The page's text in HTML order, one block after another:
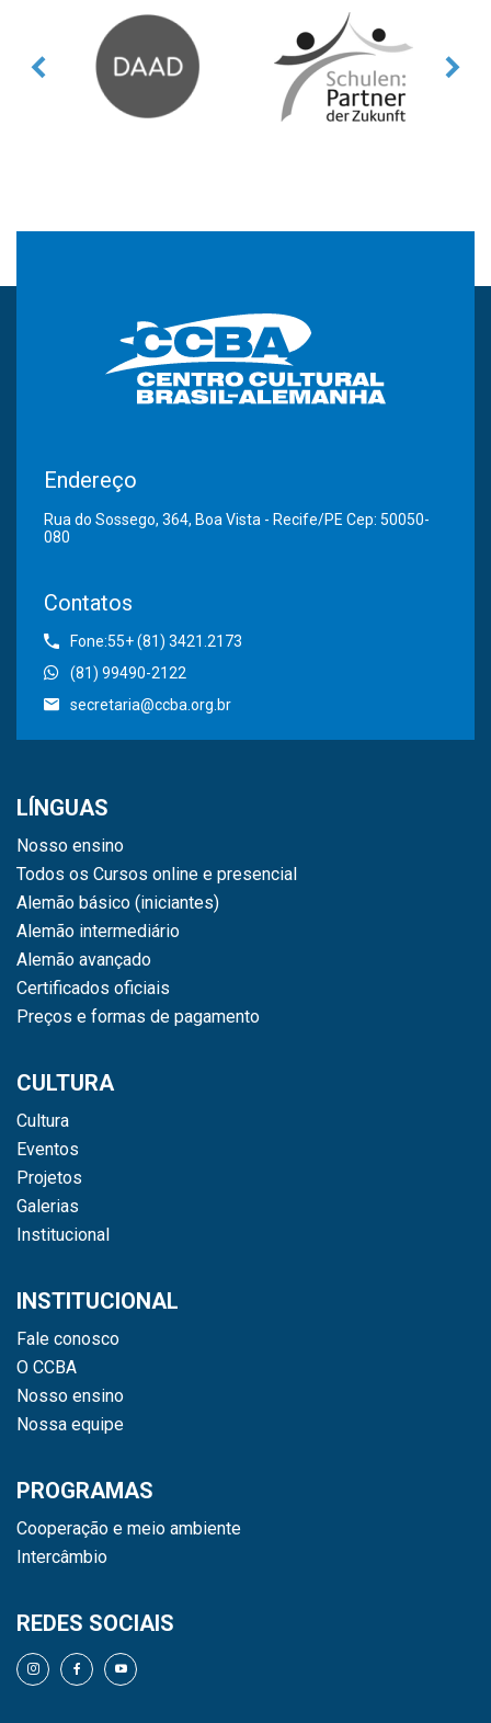
Endereço
Rua do Sossego, 364, Boa Vista - Recife/PE Cep: 50050-
080
Contatos
Fone:55+ (81) 3421.2173
(81) 99490-2122
secretaria@ccba.org.br
LÍNGUAS
Nosso ensino
Todos os Cursos online e presencial
Alemão básico (iniciantes)
Alemão intermediário
Alemão avançado
Certificados oficiais
Preços e formas de pagamento
CULTURA
Cultura
Eventos
Projetos
Galerias
Institucional
INSTITUCIONAL
Fale conosco
O CCBA
Nosso ensino
Nossa equipe
PROGRAMAS
Cooperação e meio ambiente
Intercâmbio
REDES SOCIAIS